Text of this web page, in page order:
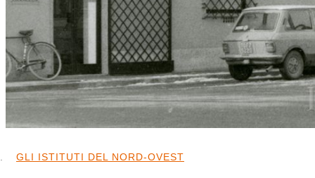
GLI ISTITUTI DEL NORD-OVEST